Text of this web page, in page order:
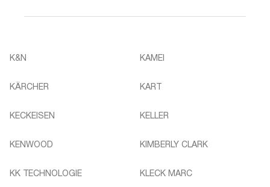
K&N KAMEI
KÄRCHER KART
KECKEISEN KELLER
KENWOOD KIMBERLY CLARK
KK TECHNOLOGIE KLECK MARC